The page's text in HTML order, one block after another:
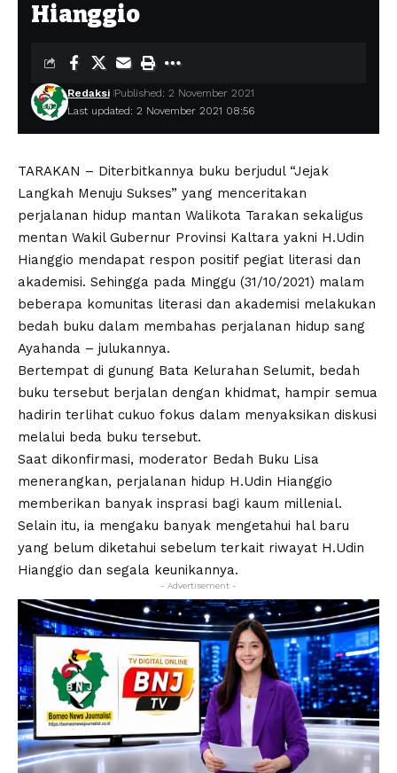
Hianggio
Last updated: 2 November 2021 08:56
Redaksi Published: 2 November 2021
TARAKAN – Diterbitkannya buku berjudul “Jejak
Langkah Menuju Sukses” yang menceritakan
perjalanan hidup mantan Walikota Tarakan sekaligus
mentan Wakil Gubernur Provinsi Kaltara yakni H.Udin
Hianggio mendapat respon positif pegiat literasi dan
akademisi. Sehingga pada Minggu (31/10/2021) malam
beberapa komunitas literasi dan akademisi melakukan
bedah buku dalam membahas perjalanan hidup sang
Ayahanda – julukannya.
Bertempat di gunung Bata Kelurahan Selumit, bedah
buku tersebut berjalan dengan khidmat, hampir semua
hadirin terlihat cukuo fokus dalam menyaksikan diskusi
melalui beda buku tersebut.
Saat dikonfirmasi, moderator Bedah Buku Lisa
menerangkan, perjalanan hidup H.Udin Hianggio
memberikan banyak insprasi bagi kaum millenial.
Selain itu, ia mengaku banyak mengetahui hal baru
yang belum diketahui sebelum terkait riwayat H.Udin
Hianggio dan segala keunikannya.
- Advertisement -